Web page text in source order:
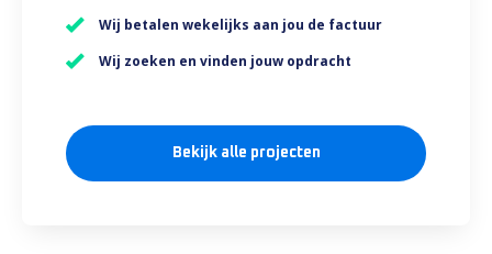
Wij betalen wekelijks aan jou de factuur
Wij zoeken en vinden jouw opdracht
Bekijk alle projecten